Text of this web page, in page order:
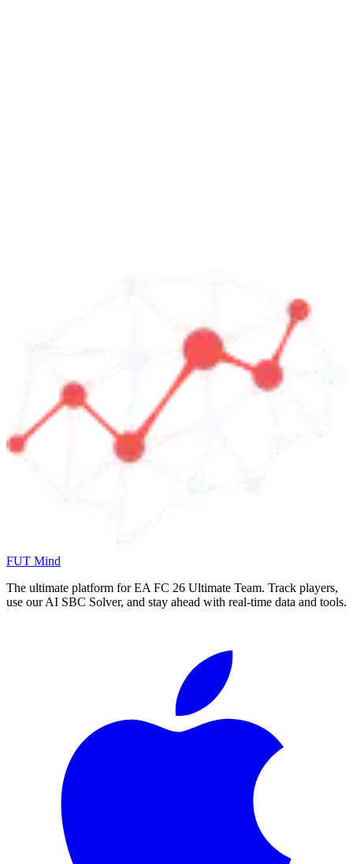
FUT Mind
The ultimate platform for EA FC 26 Ultimate Team. Track players,
use our AI SBC Solver, and stay ahead with real-time data and tools.